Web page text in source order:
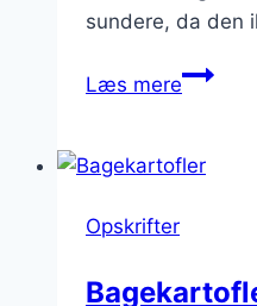
sundere, da den
Læs mereBaged
folie
Opskrifter